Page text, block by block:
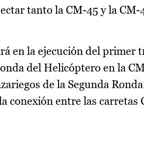
tanto la CM-45 y la CM-
en la ejecución del primer
del Helicóptero en la
de la Segunda
conexión entre las carretas